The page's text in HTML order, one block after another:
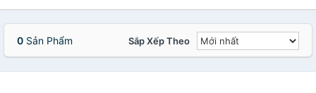
0 Sản Phẩm Sắp Xếp Theo